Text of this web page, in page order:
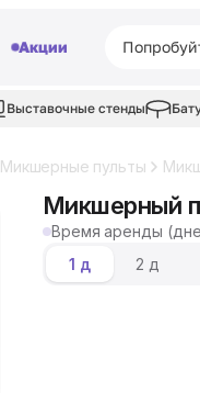
Акции
Выставочные стенды
Микшерные пульты
Микшерный
Время аренды
1 д
2 д